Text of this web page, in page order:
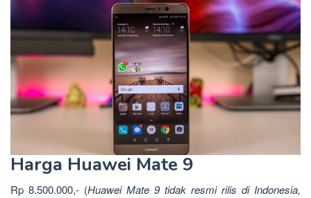
Harga Huawei Mate 9
Rp 8.500.000,- (Huawei Mate 9 tidak resmi rilis di Indonesia,